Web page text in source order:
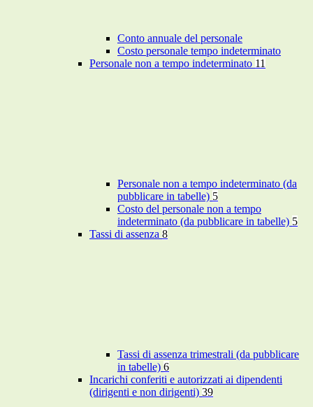
Conto annuale del personale
Costo personale tempo indeterminato
Personale non a tempo indeterminato 11
Personale non a tempo indeterminato (da
pubblicare in tabelle) 5
Costo del personale non a tempo
indeterminato (da pubblicare in tabelle) 5
Tassi di assenza 8
Tassi di assenza trimestrali (da pubblicare
in tabelle) 6
Incarichi conferiti e autorizzati ai dipendenti
(dirigenti e non dirigenti) 39